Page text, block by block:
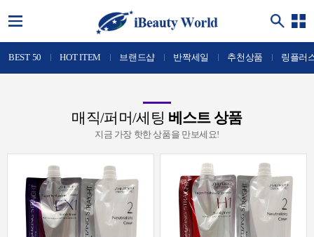
BEST 50 HOT ITEM 브랜드샵 반짝세일 추천상품 링플러
매직/퍼머/세팅 베스트 상품
지금 가장 핫한 상품을 만보세요!